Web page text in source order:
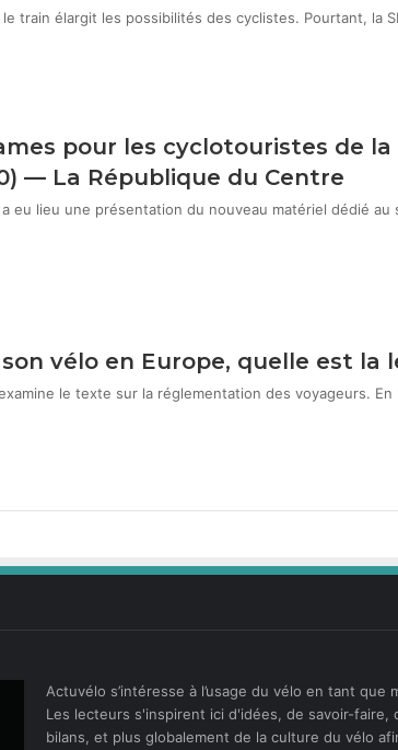
train élar­git les pos­si­bil­ités des cyclistes. Pour­tant, la
pour les cyclotouristes de la
) — La République du Centre
a eu lieu une présen­ta­tion du nou­veau matériel dédié au
vélo en Europe, quelle est la
le texte sur la régle­men­ta­tion des voyageurs.
Actuvélo s’intéresse à l’usage du vélo en tant que
Les lecteurs s'inspirent ici d'idées, de savoir-faire,
bilans, et plus globalement de la culture du vélo